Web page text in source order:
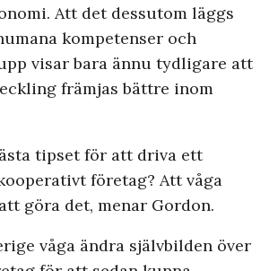
Att det dessutom läggs
kompetenser och
visar bara ännu tydligare att
främjas bättre inom
tipset för att driva ett
företag? Att våga
göra det, menar Gordon.
våga ändra självbilden över